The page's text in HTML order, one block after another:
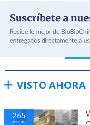
VISTO AHORA
265
visitas